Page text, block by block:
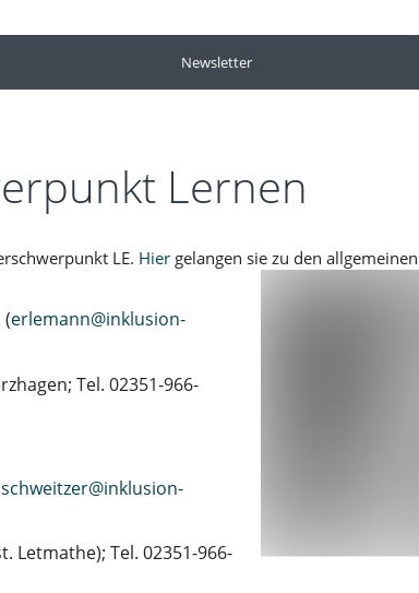
Newsletter
Lernen
LE. Hier gelangen sie zu den
(erlemann@inklusion-
Tel. 02351-966-
schweitzer@inklusion-
Letmathe); Tel. 02351-966-